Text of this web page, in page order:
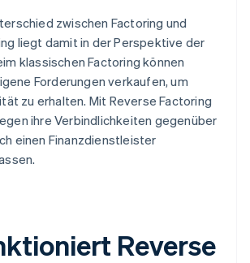
zwischen Factoring und
liegt damit in der Perspektive der
klassischen Factoring können
Forderungen verkaufen, um
zu erhalten. Mit Reverse Factoring
ihre Verbindlichkeiten gegenüber
einen Finanzdienstleister
Reverse